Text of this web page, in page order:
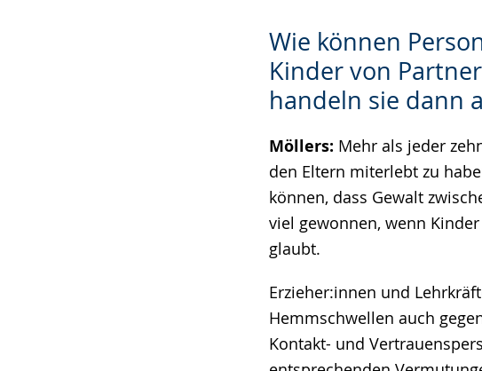
Wie können
Kinder von
handeln sie dann
Möllers: Mehr als jeder
den Eltern miterlebt zu
können, dass Gewalt
viel gewonnen, wenn
glaubt.
Erzieher:innen und
Hemmschwellen auch
Kontakt- und